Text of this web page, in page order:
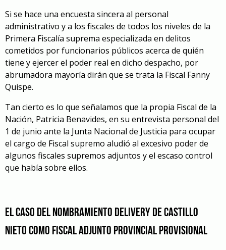
Si se hace una encuesta sincera al personal
administrativo y a los fiscales de todos los niveles de la
Primera Fiscalía suprema especializada en delitos
cometidos por funcionarios públicos acerca de quién
tiene y ejercer el poder real en dicho despacho, por
abrumadora mayoría dirán que se trata la Fiscal Fanny
Quispe.
Tan cierto es lo que señalamos que la propia Fiscal de la
Nación, Patricia Benavides, en su entrevista personal del
1 de junio ante la Junta Nacional de Justicia para ocupar
el cargo de Fiscal supremo aludió al excesivo poder de
algunos fiscales supremos adjuntos y el escaso control
que había sobre ellos.
El caso del nombramiento delivery de Castillo
Nieto como Fiscal adjunto provincial provisional